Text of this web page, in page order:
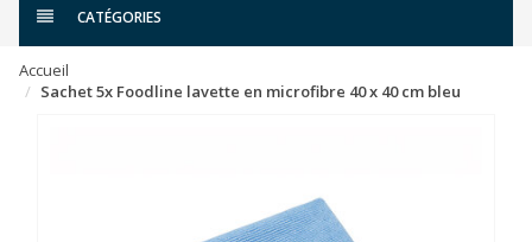
CATÉGORIES
Accueil
Sachet 5x Foodline lavette en microfibre 40 x 40 cm bleu